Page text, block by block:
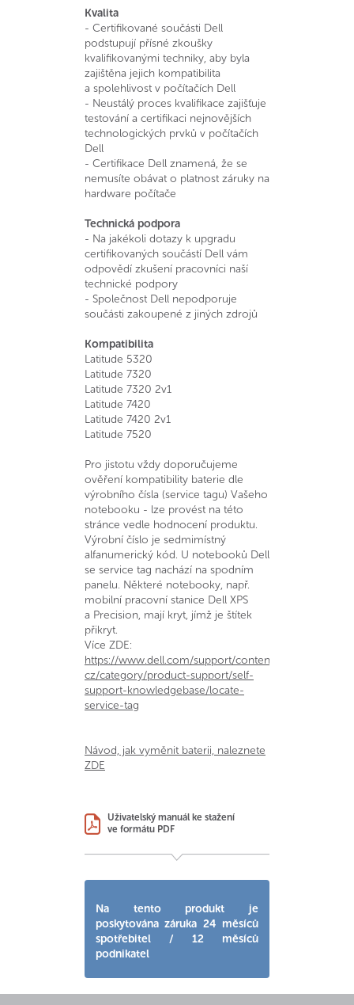
Kvalita
- Certifikované součásti Dell
podstupují přísné zkoušky
kvalifikovanými techniky, aby byla
zajištěna jejich kompatibilita
a spolehlivost v počítačích Dell
- Neustálý proces kvalifikace zajišťuje
testování a certifikaci nejnovějších
technologických prvků v počítačích
Dell
- Certifikace Dell znamená, že se
nemusíte obávat o platnost záruky na
hardware počítače
Technická podpora
- Na jakékoli dotazy k upgradu
certifikovaných součástí Dell vám
odpovědí zkušení pracovníci naší
technické podpory
- Společnost Dell nepodporuje
součásti zakoupené z jiných zdrojů
Kompatibilita
Latitude 5320
Latitude 7320
Latitude 7320 2v1
Latitude 7420
Latitude 7420 2v1
Latitude 7520
Pro jistotu vždy doporučujeme
ověření kompatibility baterie dle
výrobního čísla (service tagu) Vašeho
notebooku - lze provést na této
stránce vedle hodnocení produktu.
Výrobní číslo je sedmimístný
alfanumerický kód. U notebooků Dell
se service tag nachází na spodním
panelu. Některé notebooky, např.
mobilní pracovní stanice Dell XPS
a Precision, mají kryt, jímž je štítek
přikryt.
Více ZDE:
https://www.dell.com/support/contents/cs-
cz/category/product-support/self-
support-knowledgebase/locate-
service-tag
Návod, jak vyměnit baterii, naleznete
ZDE
Uživatelský manuál ke stažení
ve formátu PDF
Na tento produkt je
poskytována záruka 24 měsíců
spotřebitel / 12 měsíců
podnikatel